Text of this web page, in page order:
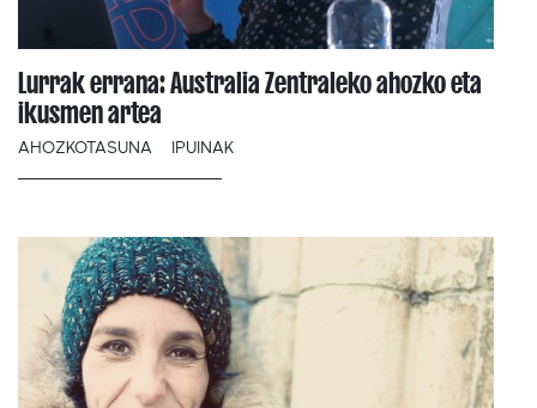
Lurrak errana: Australia Zentraleko ahozko eta
ikusmen artea
AHOZKOTASUNA IPUINAK